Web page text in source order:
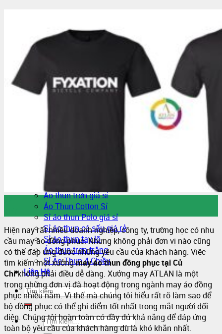
Trang Chủ
Giới thiệu
Vải Thun
Tin Tức
Áo Thun Đồng Phục
Áo Thun Đồng Phục Quán Cafe
Áo Thun Đồng Phục Mầm Non
Áo Thun Đồng Phục Công Nhân
Áo thun teambuilding đi biển
Áo Thun Lớp
Đồng Phục Công Nhân
In Áo Đồng Phục
May Áo Thun Quảng Cáo – Áo Thun Sự Kiện
Sỉ Áo Thun
Áo thun trơn giá sỉ
Áo Thun Cotton Sỉ
Sỉ áo thun Polo giá sỉ
Sỉ áo thun cá sấu giá rẻ
Sỉ áo thun tay lỡ
Áo thun trơn trắng
Sỉ Áo Thun 4 Chiều
Liên Hệ
Hiện nay rất nhiều doanh nghiệp, công ty, trường học có nhu
cầu may áo đồng phục. Nhưng không phải đơn vị nào cũng
có thể đáp ứng được những yêu cầu của khách hàng. Việc
tìm kiếm một xưởngmay áo thun đồng phục tại Củ
Chikhông phải điều dễ dàng. Xưởng may ATLAN là một
trong những đơn vị đã hoạt động trong ngành may áo đồng
phục nhiều năm. Vì thế mà chúng tôi hiểu rất rõ làm sao để
bộ đồng phục có thể ghi điểm tốt nhất trong mắt người đối
diện. Chúng tôi hoàn toàn có đầy đủ khả năng để đáp ứng
toàn bộ yêu cầu của khách hàng dù là khó khăn nhất.